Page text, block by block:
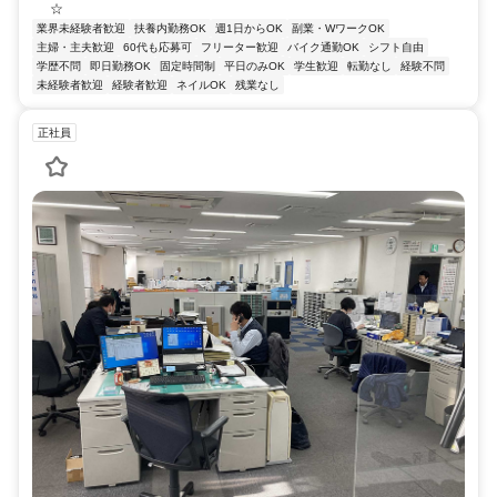
☆
業界未経験者歓迎 扶養内勤務OK 週1日からOK
副業・WワークOK
主婦・主夫歓迎
60代も応募可 フリーター歓迎 バイク通勤OK
シフト自由
学歴不問
即日勤務OK 固定時間制 平日のみOK 学生歓迎 転勤なし
経験不問
未経験者歓迎
経験者歓迎 ネイルOK 残業なし
正社員